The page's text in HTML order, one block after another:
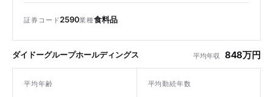
証券コード2590業種食料品
ダイドーグループホールディングス 平均年収 848万円
平均年齢 平均勤続年数